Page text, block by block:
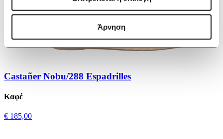
Άρνηση
Castañer Nobu/288 Espadrilles
Καφέ
€ 185,00